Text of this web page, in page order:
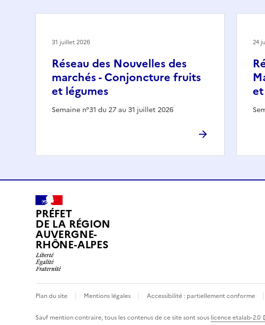
Réseau des Nouvelles des
marchés - Conjoncture fruits
et légumes
Semaine n°31 du 27 au 31 juillet 2026
31 juillet 2026 24
PRÉFET
DE LA RÉGION
AUVERGNE-
RHÔNE-ALPES
Plan du site Mentions légales Accessibilité : partiellement conforme
Sauf mention contraire, tous les contenus de ce site sont sous licence etalab-2.0